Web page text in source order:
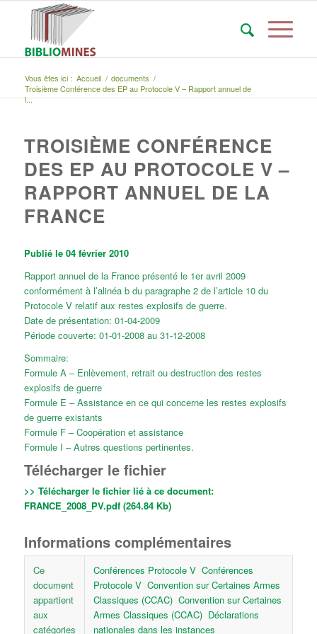
Vous êtes ici : Accueil / documents /
Troisième Conférence des EP au Protocole V – Rapport annuel de
l...
TROISIÈME CONFÉRENCE
DES EP AU PROTOCOLE V –
RAPPORT ANNUEL DE LA
FRANCE
Publié le 04 février 2010
Rapport annuel de la France présenté le 1er avril 2009
conformément à l’alinéa b du paragraphe 2 de l’article 10 du
Protocole V relatif aux restes explosifs de guerre.
Date de présentation: 01-04-2009
Période couverte: 01-01-2008 au 31-12-2008
Sommaire:
Formule A – Enlèvement, retrait ou destruction des restes
explosifs de guerre
Formule E – Assistance en ce qui concerne les restes explosifs
de guerre existants
Formule F – Coopération et assistance
Formule I – Autres questions pertinentes.
Télécharger le fichier
>> Télécharger le fichier lié à ce document:
FRANCE_2008_PV.pdf (264.84 Kb)
Informations complémentaires
Ce
document
appartient
aux
catégories
Conférences Protocole V Conférences
Protocole V Convention sur Certaines Armes
Classiques (CCAC) Convention sur Certaines
Armes Classiques (CCAC) Déclarations
nationales dans les instances